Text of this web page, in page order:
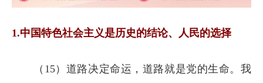
1.中国特色社会主义是历史的结论、人民的选择
（15）道路决定命运，道路就是党的生命。我